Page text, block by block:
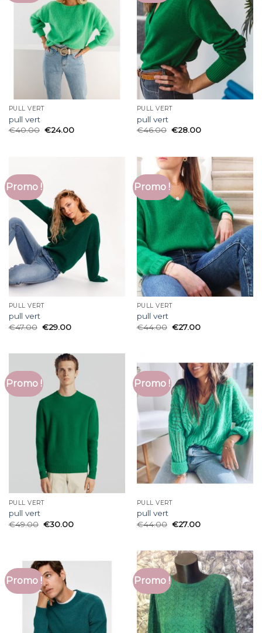
PULL VERT
pull vert
€40.00 €24.00
PULL VERT
pull vert
€46.00 €28.00
Promo !
PULL VERT
pull vert
€47.00 €29.00
Promo !
PULL VERT
pull vert
€44.00 €27.00
Promo !
PULL VERT
pull vert
€49.00 €30.00
Promo !
PULL VERT
pull vert
€44.00 €27.00
Promo ! Promo !